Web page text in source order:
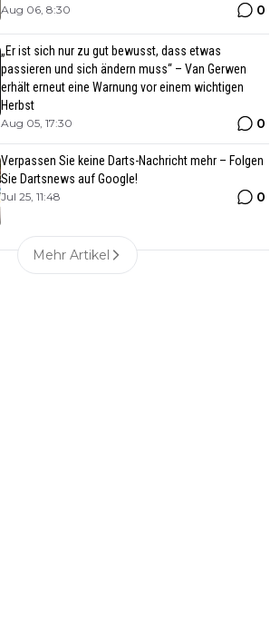
Aug 06, 8:30 0
„Er ist sich nur zu gut bewusst, dass etwas
passieren und sich ändern muss“ – Van Gerwen
erhält erneut eine Warnung vor einem wichtigen
Herbst
Aug 05, 17:30 0
Verpassen Sie keine Darts-Nachricht mehr – Folgen
Sie Dartsnews auf Google!
Jul 25, 11:48 0
Mehr Artikel